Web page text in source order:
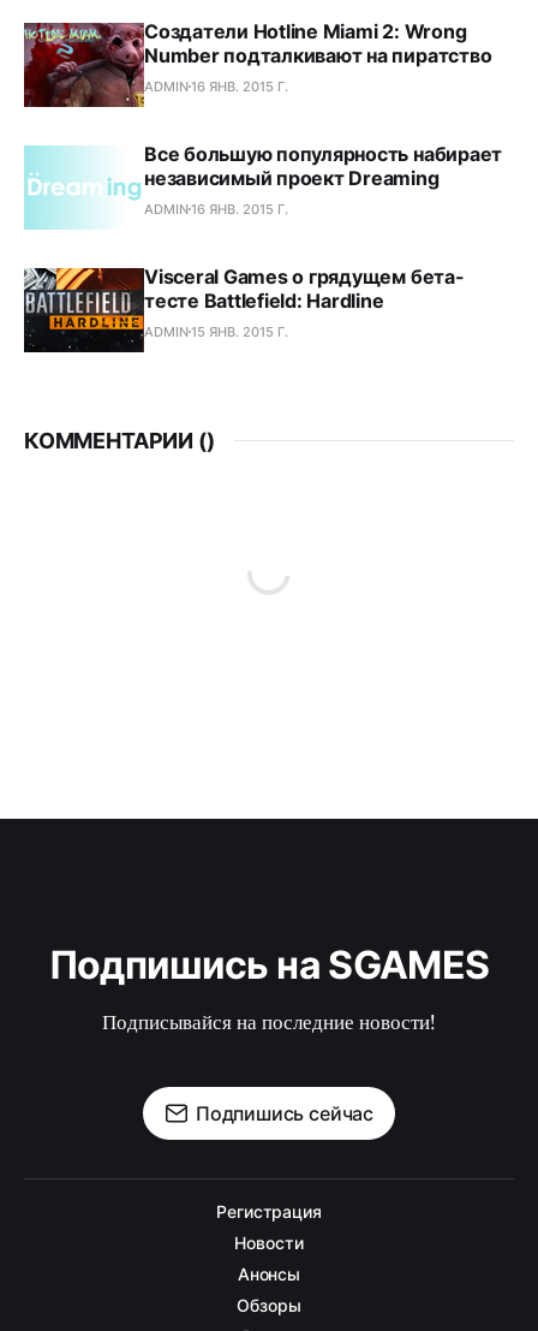
Создатели Hotline Miami 2: Wrong
Number подталкивают на пиратство
ADMIN16 ЯНВ. 2015 Г.
Все большую популярность набирает
независимый проект Dreaming
ADMIN16 ЯНВ. 2015 Г.
Visceral Games о грядущем бета-
тесте Battlefield: Hardline
ADMIN15 ЯНВ. 2015 Г.
КОММЕНТАРИИ ()
Подпишись на SGAMES
Подписывайся на последние новости!
Подпишись сейчас
Регистрация
Новости
Анонсы
Обзоры